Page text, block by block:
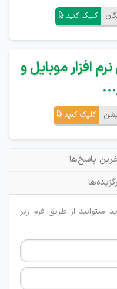
کلیک کنید
افزار موبایل و
کلیک کنید
پاسخ‌ها
میتوانید از طریق فرم زیر